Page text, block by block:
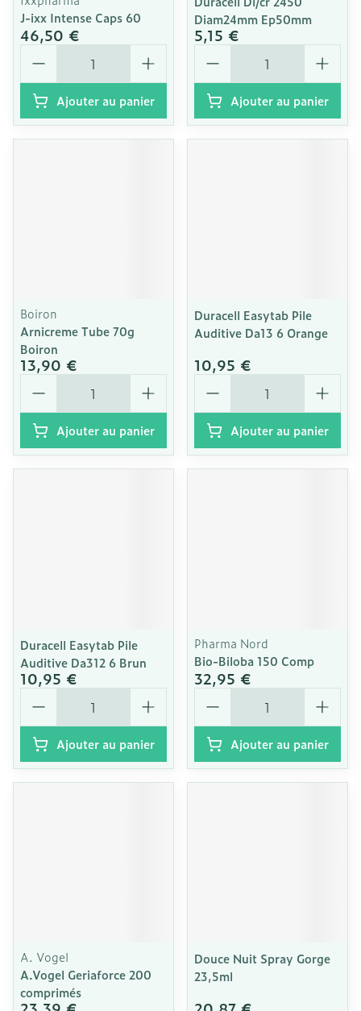
J-ixx Intense Caps 60
46,50 €
Quantité
Ajouter au panier
Diam24mm Ep50mm
5,15 €
Quantité
Ajouter au panier
Boiron
Arnicreme Tube 70g
Boiron
13,90 €
Quantité
Ajouter au panier
Duracell Easytab Pile
Auditive Da13 6 Orange
10,95 €
Quantité
Ajouter au panier
Duracell Easytab Pile
Auditive Da312 6 Brun
10,95 €
Quantité
Ajouter au panier
Pharma Nord
Bio-Biloba 150 Comp
32,95 €
Quantité
Ajouter au panier
A. Vogel
A.Vogel Geriaforce 200
comprimés
Douce Nuit Spray Gorge
23,5ml